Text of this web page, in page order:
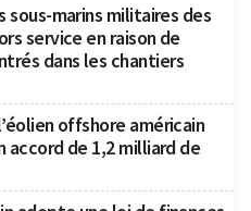
sous-marins militaires des
service en raison de
dans les chantiers
offshore américain
accord de 1,2 milliard de